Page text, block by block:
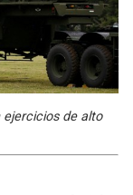
de alto